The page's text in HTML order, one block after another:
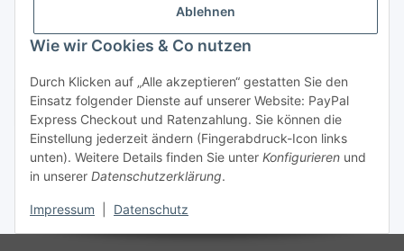
Ablehnen
Wie wir Cookies & Co nutzen
Durch Klicken auf „Alle akzeptieren“ gestatten Sie den
Einsatz folgender Dienste auf unserer Website: PayPal
Express Checkout und Ratenzahlung. Sie können die
Einstellung jederzeit ändern (Fingerabdruck-Icon links
unten). Weitere Details finden Sie unter Konfigurieren und
in unserer Datenschutzerklärung.
Impressum Datenschutz
Gesetzliche Informationen
Vertrag widerrufen
* Alle Preise zzgl. gesetzlicher USt., zzgl.